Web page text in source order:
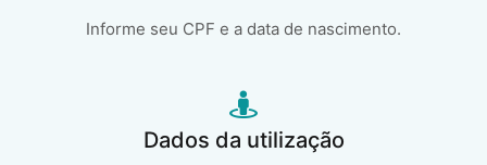
Informe seu CPF e a data de nascimento.
Dados da utilização